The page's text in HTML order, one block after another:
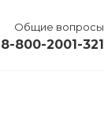
Общие вопросы
8-800-2001-321